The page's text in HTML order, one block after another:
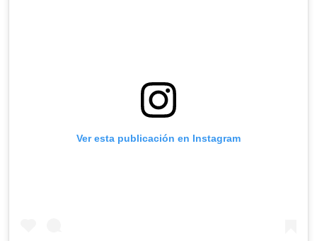
Ver esta publicación en Instagram